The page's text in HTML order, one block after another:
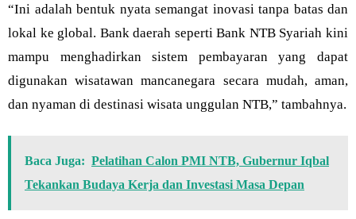
“Ini adalah bentuk nyata semangat inovasi tanpa batas dan
lokal ke global. Bank daerah seperti Bank NTB Syariah kini
mampu menghadirkan sistem pembayaran yang dapat
digunakan wisatawan mancanegara secara mudah, aman,
dan nyaman di destinasi wisata unggulan NTB,” tambahnya.
Baca Juga: Pelatihan Calon PMI NTB, Gubernur Iqbal
Tekankan Budaya Kerja dan Investasi Masa Depan